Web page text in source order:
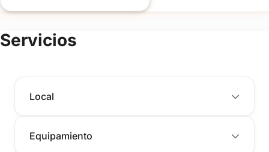
Servicios
Local
Equipamiento